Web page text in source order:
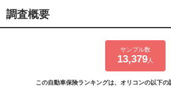
調査概要
サンプル数
13,379人
この自動車保険ランキングは、オリコンの以下の